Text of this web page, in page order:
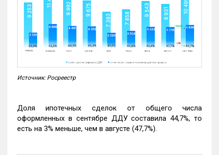
Источник: Росреестр
Доля ипотечных сделок от общего числа
оформленных в сентябре ДДУ составила 44,7%, то
есть на 3% меньше, чем в августе (47,7%).